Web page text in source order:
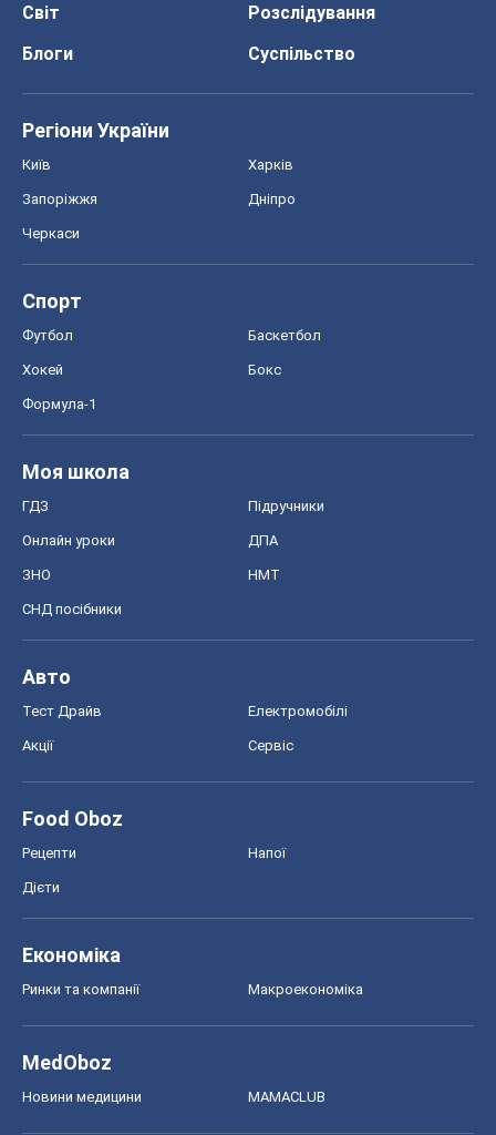
Світ
Розслідування
Блоги
Суспільство
Регіони України
Київ Харків
Запоріжжя Дніпро
Черкаси
Спорт
Футбол Баскетбол
Хокей Бокс
Формула-1
Моя школа
ГДЗ Підручники
Онлайн уроки ДПА
ЗНО НМТ
СНД посібники
Авто
Тест Драйв Електромобілі
Акції Сервіс
Food Oboz
Рецепти Напої
Дієти
Економіка
Ринки та компанії Макроекономіка
MedOboz
Новини медицини MAMACLUB